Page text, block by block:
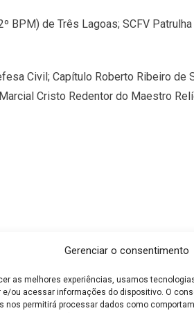
Gerenciar o consentimento
as melhores experiências, usamos
e/ou acessar informações do dispositivo. O
nos permitirá processar dados como
BPM) de Três Lagoas; SCFV
Civil; Capítulo Roberto Ribeiro de
Cristo Redentor do Maestro